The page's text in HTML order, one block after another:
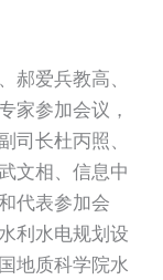
郝爱兵教高、
家参加会议，
司长杜丙照、
文相、信息中
代表参加会
利水电规划设
地质科学院水